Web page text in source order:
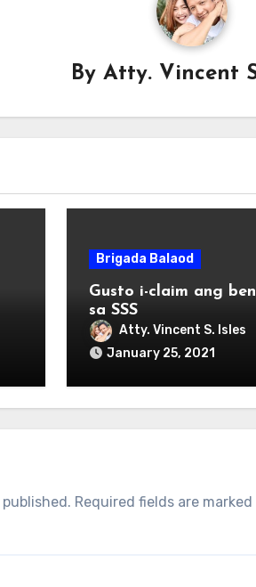
ByAtty. Vincent
Brigada Balaod
Gusto i-claim ang
sa SSS
Atty. Vincent S. Isles
January 25, 2021
Required fields are marked